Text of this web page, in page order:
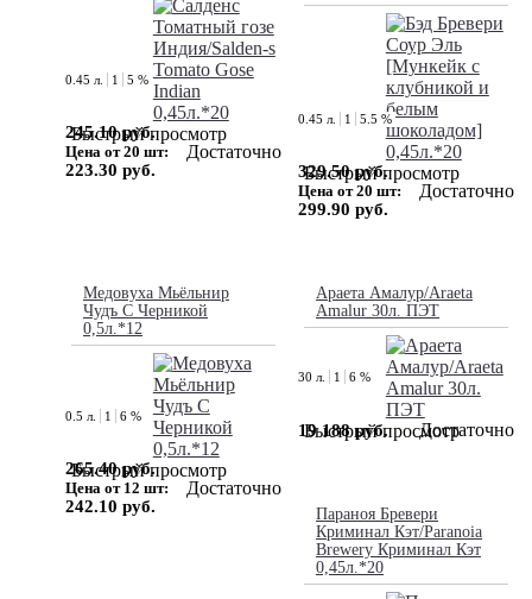
Быстрый просмотр
0.45 л. 1 5 %
245.10 руб.
Цена от 20 шт:
223.30 руб.
Достаточно
Быстрый просмотр
0.45 л. 1 5.5 %
329.50 руб.
Цена от 20 шт:
299.90 руб.
Достаточно
Медовуха Мьёльнир
Чудъ С Черникой
0,5л.*12
Быстрый просмотр
0.5 л. 1 6 %
265.40 руб.
Цена от 12 шт:
242.10 руб.
Достаточно
Араета Амалур/Araeta
Amalur 30л. ПЭТ
Быстрый просмотр
30 л. 1 6 %
19 188 руб. Достаточно
Параноя Бревери
Криминал Кэт/Paranoia
Brewery Криминал Кэт
0,45л.*20